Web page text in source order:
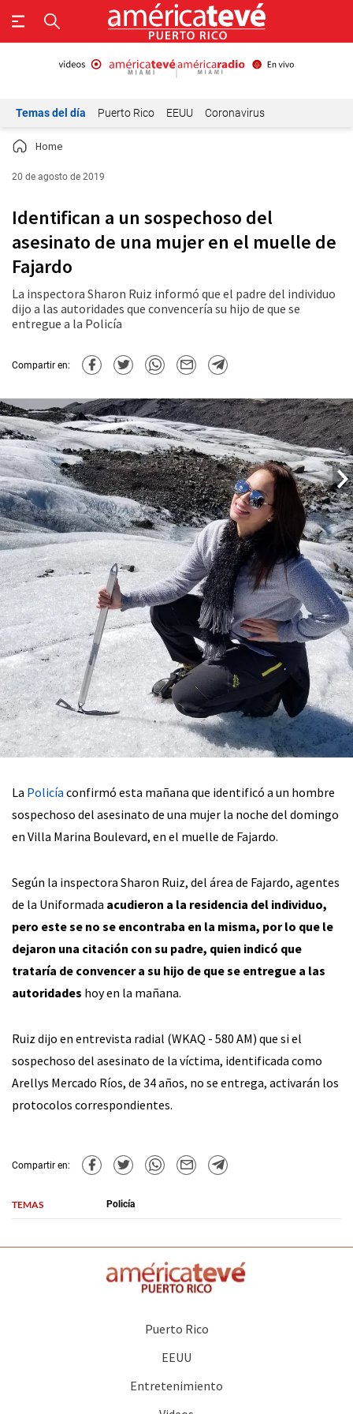
Temas del día Puerto Rico EEUU Coronavirus
Home
20 de agosto de 2019
Identifican a un sospechoso del
asesinato de una mujer en el muelle de
Fajardo
La inspectora Sharon Ruiz informó que el padre del individuo
dijo a las autoridades que convencería su hijo de que se
entregue a la Policía
Compartir en:
La Policía confirmó esta mañana que identificó a un hombre
sospechoso del asesinato de una mujer la noche del domingo
en Villa Marina Boulevard, en el muelle de Fajardo.
Según la inspectora Sharon Ruiz, del área de Fajardo, agentes
de la Uniformada acudieron a la residencia del individuo,
pero este se no se encontraba en la misma, por lo que le
dejaron una citación con su padre, quien indicó que
trataría de convencer a su hijo de que se entregue a las
autoridades hoy en la mañana.
Ruiz dijo en entrevista radial (WKAQ - 580 AM) que si el
sospechoso del asesinato de la víctima, identificada como
Arellys Mercado Ríos, de 34 años, no se entrega, activarán los
protocolos correspondientes.
Compartir en:
TEMAS Policía
Puerto Rico
EEUU
Entretenimiento